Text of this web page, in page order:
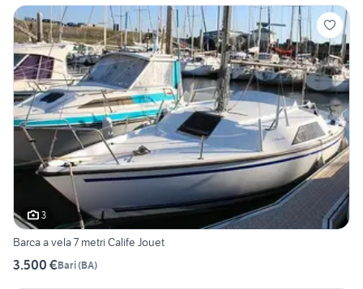
3
Barca a vela 7 metri Calife Jouet
3.500 €Bari(BA)